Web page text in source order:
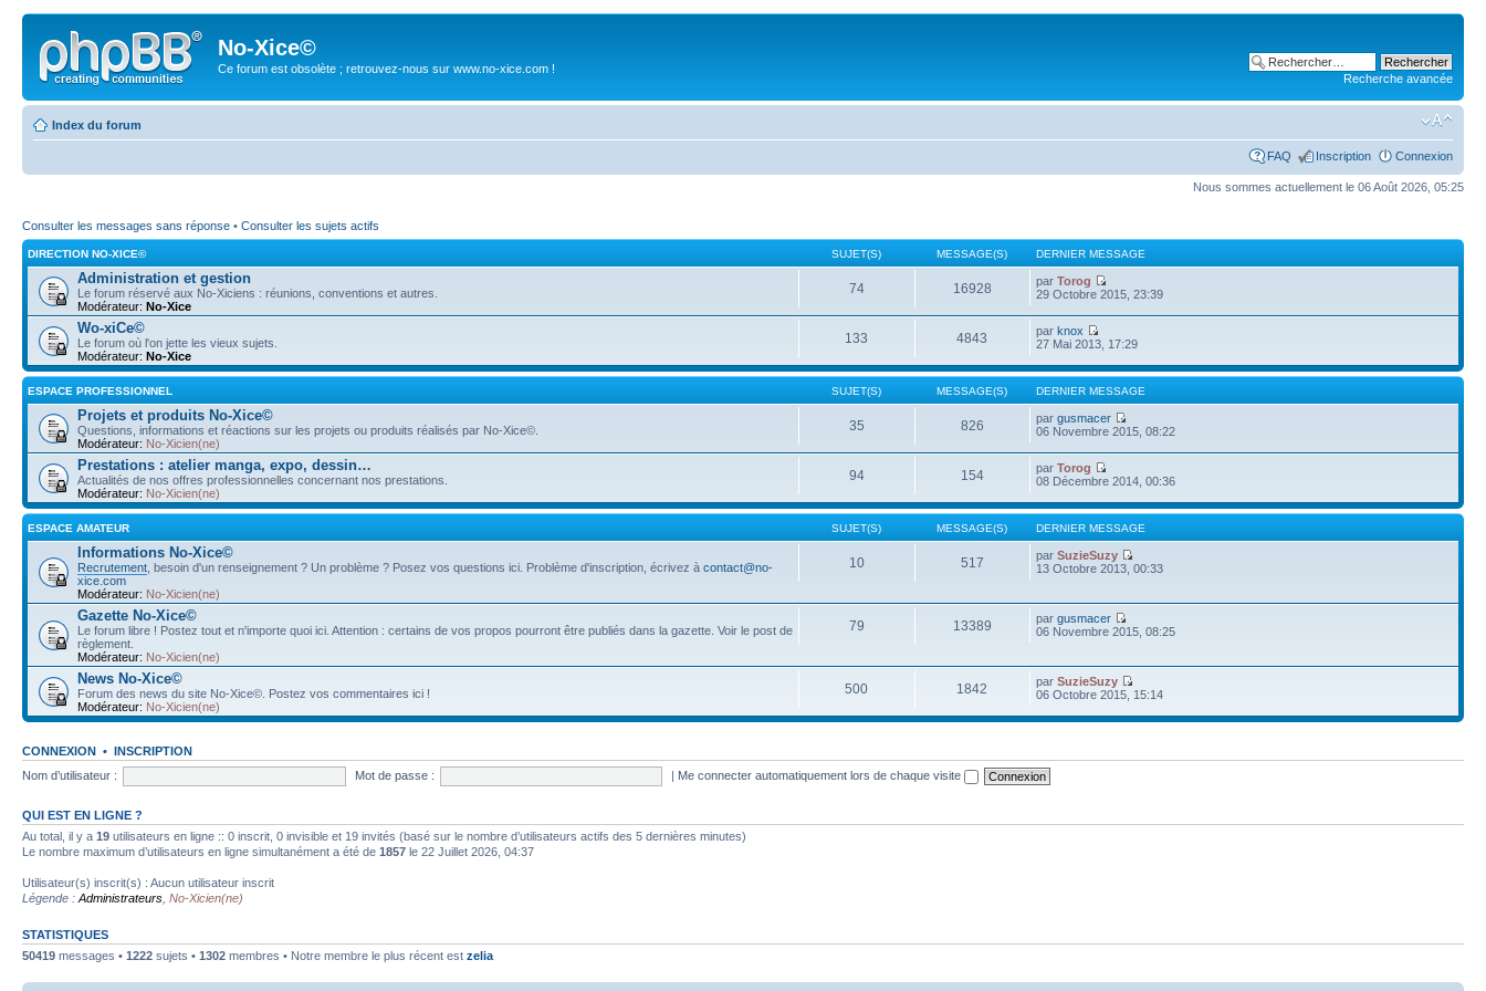
No-Xice©
Ce forum est obsolète ; retrouvez-nous sur www.no-xice.com !
Recherche avancée
Index du forum
FAQ Inscription Connexion
Nous sommes actuellement le 06 Août 2026, 05:25
Consulter les messages sans réponse • Consulter les sujets actifs
DIRECTION NO-XICE© SUJET(S) MESSAGE(S) DERNIER MESSAGE
Administration et gestion
Le forum réservé aux No-Xiciens : réunions, conventions et autres.
Modérateur: No-Xice
74 16928 parTorog
29 Octobre 2015, 23:39
Wo-xiCe©
Le forum où l'on jette les vieux sujets.
Modérateur: No-Xice
133 4843 parknox
27 Mai 2013, 17:29
ESPACE PROFESSIONNEL SUJET(S) MESSAGE(S) DERNIER MESSAGE
Projets et produits No-Xice©
Questions, informations et réactions sur les projets ou produits réalisés par No-Xice©.
Modérateur: No-Xicien(ne)
35 826 pargusmacer
06 Novembre 2015, 08:22
Prestations : atelier manga, expo, dessin…
Actualités de nos offres professionnelles concernant nos prestations.
Modérateur: No-Xicien(ne)
94 154 parTorog
08 Décembre 2014, 00:36
ESPACE AMATEUR SUJET(S) MESSAGE(S) DERNIER MESSAGE
Informations No-Xice©
Recrutement , besoin d'un renseignement ? Un problème ? Posez vos questions ici. Problème d'inscription, écrivez à contact@no-
xice.com
Modérateur: No-Xicien(ne)
10 517 parSuzieSuzy
13 Octobre 2013, 00:33
Gazette No-Xice©
Le forum libre ! Postez tout et n'importe quoi ici. Attention : certains de vos propos pourront être publiés dans la gazette. Voir le post de
règlement.
Modérateur: No-Xicien(ne)
79 13389 pargusmacer
06 Novembre 2015, 08:25
News No-Xice©
Forum des news du site No-Xice©. Postez vos commentaires ici !
Modérateur: No-Xicien(ne)
500 1842 parSuzieSuzy
06 Octobre 2015, 15:14
CONNEXION • INSCRIPTION
Nom d’utilisateur :
Mot de passe : | Me connecter automatiquement lors de chaque visite
QUI EST EN LIGNE ?
Au total, il y a 19 utilisateurs en ligne :: 0 inscrit, 0 invisible et 19 invités (basé sur le nombre d’utilisateurs actifs des 5 dernières minutes)
Le nombre maximum d’utilisateurs en ligne simultanément a été de 1857 le 22 Juillet 2026, 04:37
Utilisateur(s) inscrit(s) : Aucun utilisateur inscrit
Légende : Administrateurs No-Xicien(ne)
STATISTIQUES
50419 messages • 1222 sujets • 1302 membres • Notre membre le plus récent est zelia